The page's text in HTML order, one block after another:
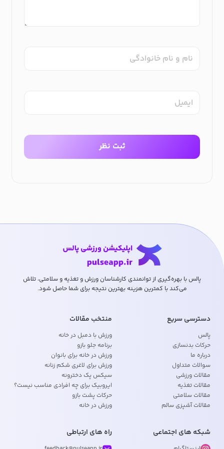
نام و نام خانوادگی
ایمیل
ثبت نظر
پالس با بهره‌گیری از توانمندی کارشناسان ورزش و تغذیه و سلامتی، تلاش
می‌کند با کمترین هزینه بهترین نتیجه برای شما حاصل شود.
دسترسی سریع
پالس
حرکات بدنسازی
درباره ما
سوالات متداول
مقالات ورزشی
مقالات تغذیه
مقالات سلامتی
مقالات آشپزی سالم
منتخب مقالات
ورزش با دمبل در خانه
برنامه جلو بازو
ورزش در خانه برای بانوان
ورزش برای لاغری شکم زنانه
سیکس پک دخترونه
ایروبیک برای چه افرادی مناسب نیست؟
حرکات پشت بازو
ورزش در خانه
شبکه های اجتماعی راه های ارتباطی